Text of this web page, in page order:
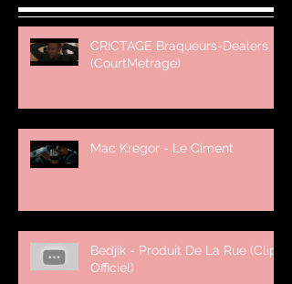
CRICTAGE Braqueurs-Dealers
(CourtMetrage)
Mac Kregor - Le Ciment
Bedjik - Produit De La Rue (Clip
Officiel)